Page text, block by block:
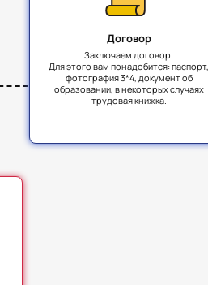
Договор
Заключаем договор.
Для этого вам понадобится: паспорт,
фотография 3*4, документ об
образовании, в некоторых случаях
трудовая книжка.